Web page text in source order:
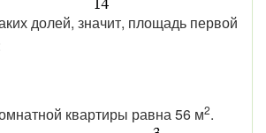
долей, значит, площадь первой
квартиры равна 56 м2.